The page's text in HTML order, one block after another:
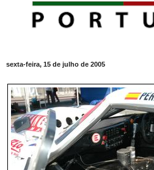
sexta-feira, 15 de julho de 2005